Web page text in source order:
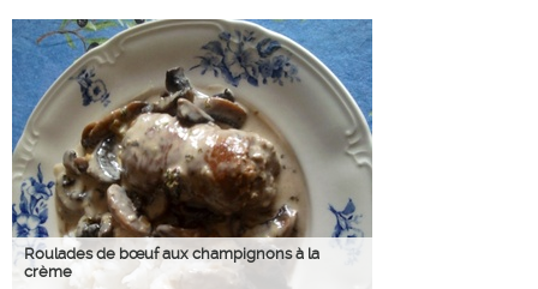
Roulades de bœuf aux champignons à la
crème